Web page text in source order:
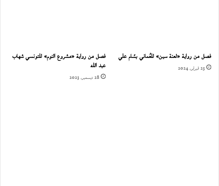
فصل من رواية «لعنة سين» للعُماني بسّام علي
23 فبراير، 2024
فصل من رواية «مشروع النوم» للتونسي شهاب
عبد الله
28 ديسمبر، 2023